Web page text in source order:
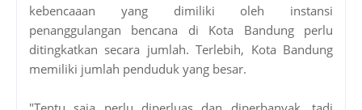
kebencaaan yang dimiliki oleh instansi
penanggulangan bencana di Kota Bandung perlu
ditingkatkan secara jumlah. Terlebih, Kota Bandung
memiliki jumlah penduduk yang besar.